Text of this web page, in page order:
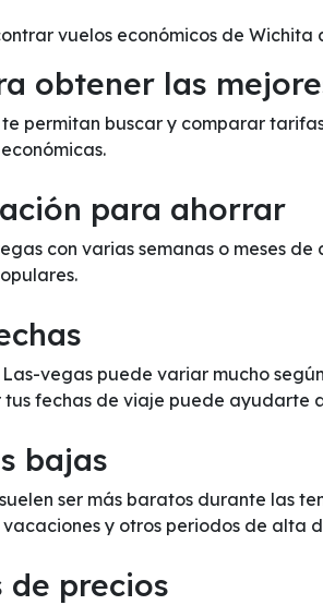
vuelos económicos de Wichita
obtener las
permitan buscar y comparar
para ahorrar
con varias semanas o meses
vegas puede variar mucho
tus fechas de viaje puede ayudarte
bajas
ser más baratos durante las
y otros periodos de alta
de precios